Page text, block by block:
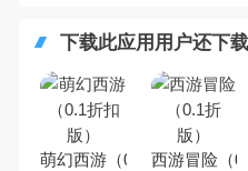
下载此应用用户还下
萌幻西游（0.1折扣版）
西游冒险（